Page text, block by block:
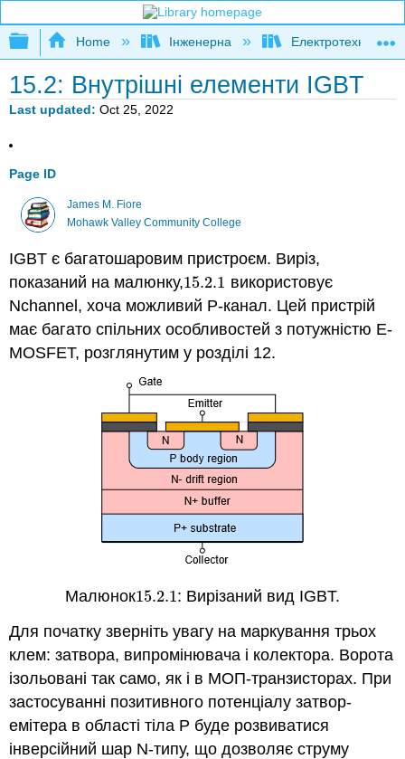
Expand/collapse global hierarchy
Home Інженерна Електротехніка
15.2: Внутрішні елементи IGBT
Last updated Oct 25, 2022
Page ID
James M. Fiore
Mohawk Valley Community College
IGBT є багатошаровим пристроєм. Виріз,
показаний на малюнку,15.2.1
15.2.1 використовує
Nchannel, хоча можливий P-канал. Цей пристрій
має багато спільних особливостей з потужністю E-
MOSFET, розглянутим у розділі 12.
Малюнок15.2.1
15.2.1: Вирізаний вид IGBT.
Для початку зверніть увагу на маркування трьох
клем: затвора, випромінювача і колектора. Ворота
ізольовані так само, як і в МОП-транзисторах. При
застосуванні позитивного потенціалу затвор-
емітера в області тіла P буде розвиватися
інверсійний шар N-типу, що дозволяє струму